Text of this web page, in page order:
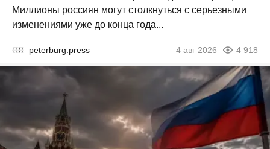
Миллионы россиян могут столкнуться с серьезными
изменениями уже до конца года...
peterburg.press 4 авг 2026 4 918